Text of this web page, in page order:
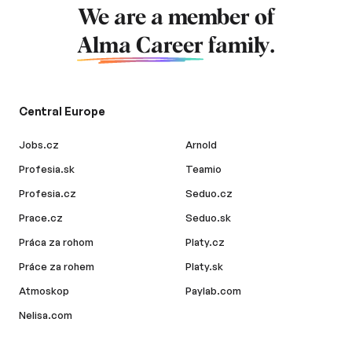
We are a member of
Alma Career family.
Central Europe
Jobs.cz
Profesia.sk
Profesia.cz
Prace.cz
Práca za rohom
Práce za rohem
Atmoskop
Nelisa.com
Arnold
Teamio
Seduo.cz
Seduo.sk
Platy.cz
Platy.sk
Paylab.com